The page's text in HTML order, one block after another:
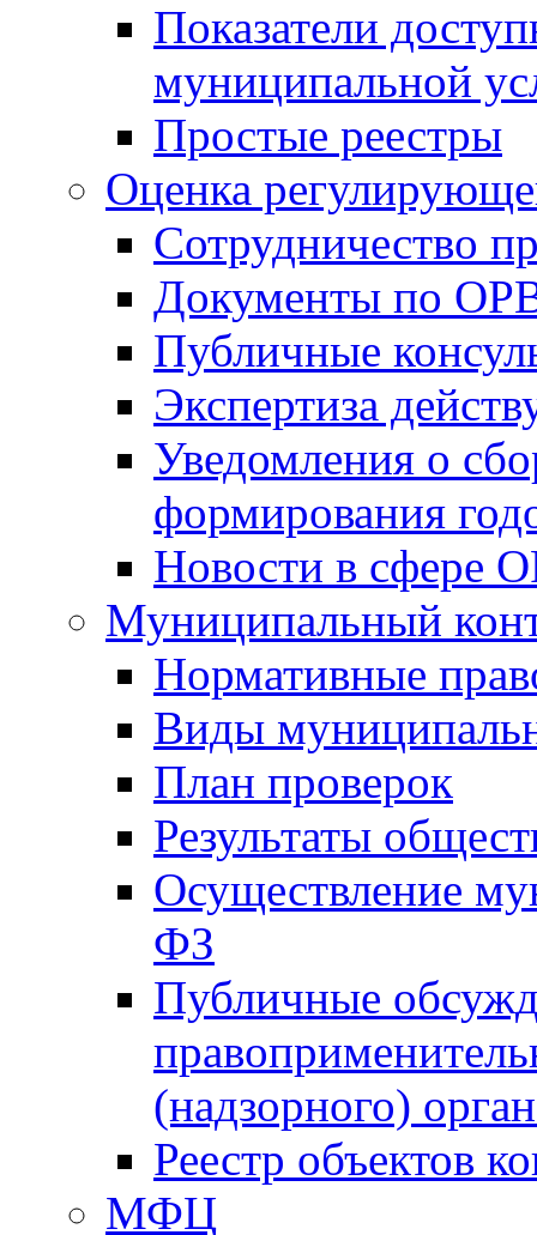
Показатели
муниципальной
Простые реестры
Оценка
Сотрудничество
Документы по
Публичные
Экспертиза
Уведомления о
формирования
Новости в сфере
Муниципальный
Нормативные
Виды
План проверок
Результаты
Осуществление
ФЗ
Публичные
(надзорного)
Реестр объектов
МФЦ